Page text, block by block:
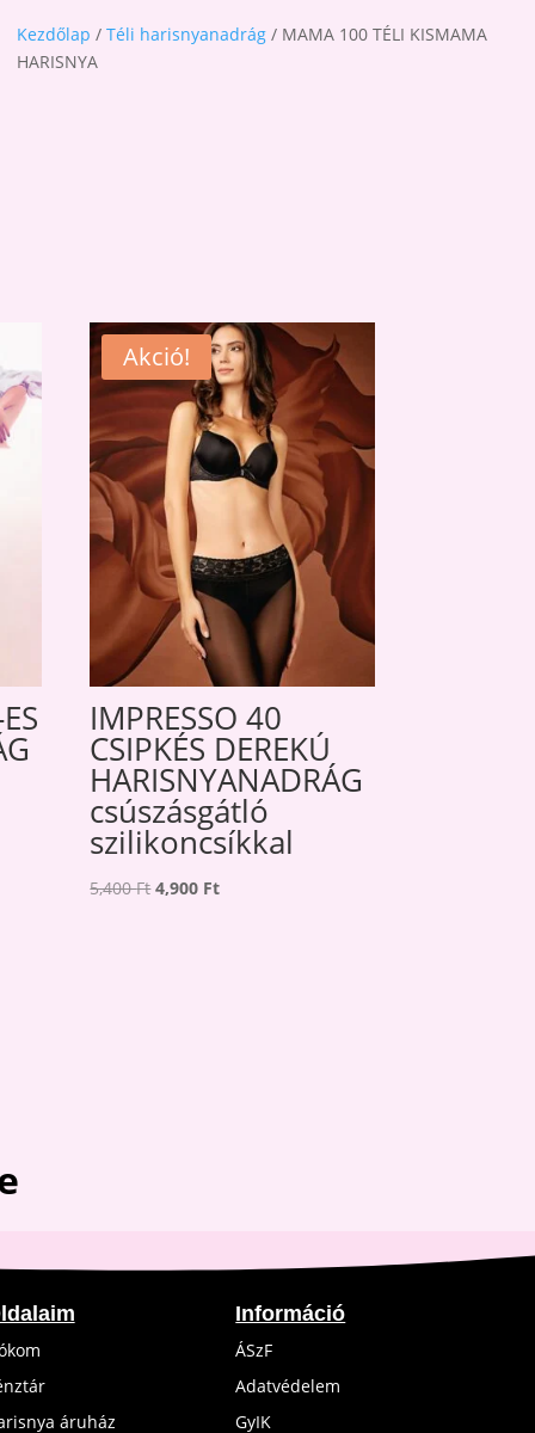
Kezdőlap /Téli harisnyanadrág / MAMA 100 TÉLI KISMAMA
HARISNYA
Akció!
IMPRESSO 40
CSIPKÉS DEREKÚ
HARISNYANADRÁG
csúszásgátló
szilikoncsíkkal
5,400FtOriginal
4,900 FtCurrent
áruház
Információ
ÁSzF
Adatvédelem
GyIK